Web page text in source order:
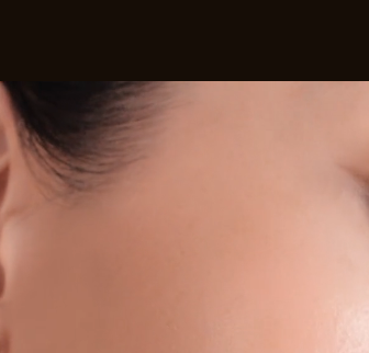
²30位女性每天使用兩次，兩個月後經皮膚科醫生評估的結果。